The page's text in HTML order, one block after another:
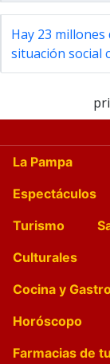
Hay 23
situación social
La Pampa
Espectáculos
Turismo
Culturales
Cocina y
Horóscopo
Farmacias de